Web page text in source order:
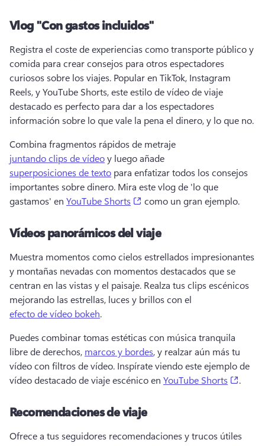
Vlog "Con gastos incluidos"
Registra el coste de experiencias como transporte público y
comida para crear consejos para otros espectadores
curiosos sobre los viajes. Popular en TikTok, Instagram
Reels, y YouTube Shorts, este estilo de vídeo de viaje
destacado es perfecto para dar a los espectadores
Combina fragmentos rápidos de metraje
juntando clips de vídeo y luego añade
superposiciones de texto para enfatizar todos los consejos
importantes sobre dinero. Mira este vlog de 'lo que
gastamos' en YouTube Shorts (opens in a new tab)
como un gran ejemplo.
Vídeos panorámicos del viaje
Muestra momentos como cielos estrellados impresionantes
y montañas nevadas con momentos destacados que se
centran en las vistas y el paisaje. Realza tus clips escénicos
mejorando las estrellas, luces y brillos con el
efecto de vídeo bokeh.
Puedes combinar tomas estéticas con música tranquila
libre de derechos, marcos y bordes, y realzar aún más tu
vídeo con filtros de vídeo. Inspírate viendo este ejemplo de
vídeo destacado de viaje escénico en YouTube Shorts .
Recomendaciones de viaje
Ofrece a tus seguidores recomendaciones y trucos útiles